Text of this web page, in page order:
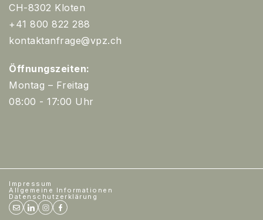
CH-8302 Kloten
+41 800 822 288
kontaktanfrage@vpz.ch
Öffnungszeiten:
Montag – Freitag
08:00 - 17:00 Uhr
Impressum
Allgemeine Informationen
Datenschutzerklärung